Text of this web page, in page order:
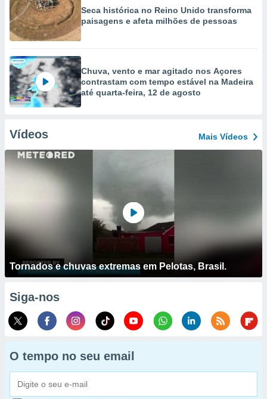
Seca histórica no Reino Unido transforma
paisagens e afeta milhões de pessoas
Chuva, vento e mar agitado nos Açores
contrastam com tempo estável na Madeira
até quarta-feira, 12 de agosto
Vídeos Mais Vídeos
Tornados e chuvas extremas em Pelotas, Brasil.
Siga-nos
O tempo no seu email